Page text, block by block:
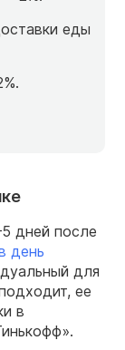
еды
дней после
день
для
ее
в